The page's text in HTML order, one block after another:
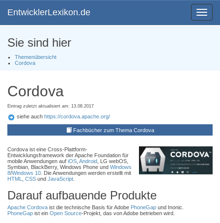
Toggle
EntwicklerLexikon.de
Sie sind hier
Themenübersicht
Cordova
Cordova
Eintrag zuletzt aktualisiert am: 13.08.2017
siehe auch https://cordova.apache.org/
Fachbücher zum Thema Cordova
Cordova ist eine Cross-Plattform-
Entwicklungsframework der Apache Foundation für
mobile Anwendungen auf iOS Android , LG webOS,
Symbian, BlackBerry, Windows Phone und Windows
8/Windows 10 . Die Anwendungen werden erstellt mit
HTML
CSS und JavaScript
Darauf aufbauende Produkte
Apache Cordova ist die technische Basis für Adobe PhoneGap und Inonic.
PhoneGap ist ein Open Source-Projekt, das von Adobe betrieben wird.